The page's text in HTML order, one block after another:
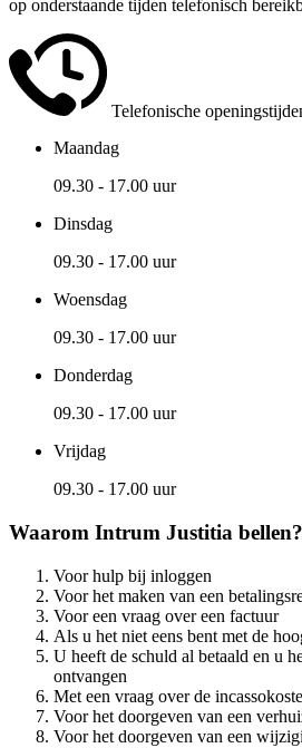
op onderstaande tijden telefonisch
Telefonische
Maandag
09.30 - 17.00 uur
Dinsdag
09.30 - 17.00 uur
Woensdag
09.30 - 17.00 uur
Donderdag
09.30 - 17.00 uur
Vrijdag
09.30 - 17.00 uur
Waarom Intrum Justitia bellen?
Voor hulp bij inloggen
Voor het maken van een
Voor een vraag over een factuur
Als u het niet eens bent met de
U heeft de schuld al betaald en u
ontvangen
Met een vraag over de
Voor het doorgeven van een
Voor het doorgeven van een